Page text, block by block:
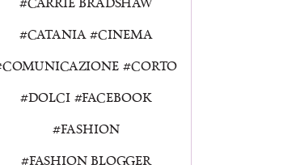
CATANIA
CINEMA
COMUNICAZIONE
CORTO
DOLCI
FACEBOOK
FASHION
FASHION BLOGGER